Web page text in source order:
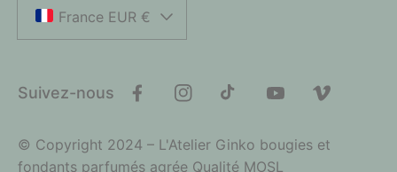
France EUR €
Suivez-nous FacebookInstagramTikTok YouTubeVimeo
© Copyright 2024 – L'Atelier Ginko bougies et
fondants parfumés agrée Qualité MOSL